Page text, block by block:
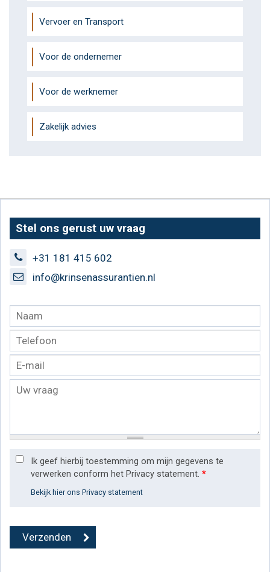
Vervoer en Transport
Voor de ondernemer
Voor de werknemer
Zakelijk advies
Stel ons gerust uw vraag
+31 181 415 602
info@krinsenassurantien.nl
Ik geef hierbij toestemming om mijn gegevens te
verwerken conform het Privacy statement. *
Bekijk hier ons Privacy statement